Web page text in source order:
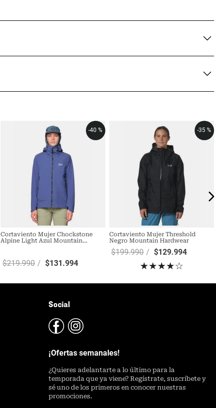
-40 %
Cortaviento Mujer Chockstone
Alpine Light Azul Mountain
$219.990 $131 .994
-35 %
Cortaviento Mujer Threshold
Negro Mountain Hardwear
$199.990 $129.994
★★★★☆
Social
¡Ofertas semanales!
¿Quieres adelantarte a lo último para la
temporada que ya viene? Regístrate, suscríbete y
sé uno de los primeros en conocer nuestras
promociones.